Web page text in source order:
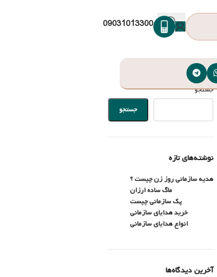
09031013300
جستجو
جستجو
نوشته‌های تازه
هدیه سازمانی روز زن چیست ؟
ماگ ساده ارزان
پک سازمانی چیست
خرید هدایای سازمانی
انواع هدایای سازمانی
آخرین دیدگاه‌ها